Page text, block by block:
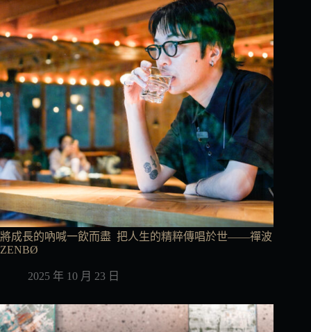
將成長的吶喊一飲而盡 把人生的精粹傳唱於世——禪波
ZENBØ
2025 年 10 月 23 日